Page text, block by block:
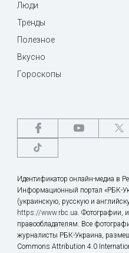
Люди
Тренды
Полезное
Вкусно
Гороскопы
Идентификатор онлайн-медиа в
Информационный портал «РБК-
(украинскую, русскую и
https://www.rbc.ua. Фотографии,
правообладателям. Все
журналисты РБК-Украина,
Commons Attribution 4.0